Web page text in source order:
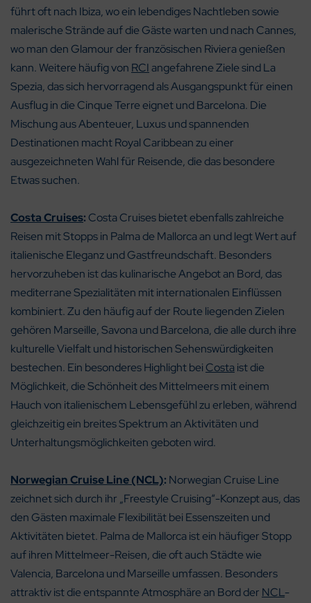
führt oft nach Ibiza, wo ein lebendiges Nachtleben sowie
malerische Strände auf die Gäste warten und nach Cannes,
wo man den Glamour der französischen Riviera genießen
kann. Weitere häufig von RCIangefahrene Ziele sind La
Spezia, das sich hervorragend als Ausgangspunkt für einen
Ausflug in die Cinque Terre eignet und Barcelona. Die
Mischung aus Abenteuer, Luxus und spannenden
Destinationen macht Royal Caribbean zu einer
ausgezeichneten Wahl für Reisende, die das besondere
Etwas suchen.
Costa Cruises: Costa Cruises bietet ebenfalls zahlreiche
Reisen mit Stopps in Palma de Mallorca an und legt Wert auf
italienische Eleganz und Gastfreundschaft. Besonders
hervorzuheben ist das kulinarische Angebot an Bord, das
mediterrane Spezialitäten mit internationalen Einflüssen
kombiniert. Zu den häufig auf der Route liegenden Zielen
gehören Marseille, Savona und Barcelona, die alle durch ihre
kulturelle Vielfalt und historischen Sehenswürdigkeiten
bestechen. Ein besonderes Highlight bei Costa ist die
Möglichkeit, die Schönheit des Mittelmeers mit einem
Hauch von italienischem Lebensgefühl zu erleben, während
gleichzeitig ein breites Spektrum an Aktivitäten und
Unterhaltungsmöglichkeiten geboten wird.
Norwegian Cruise Line (NCL): Norwegian Cruise Line
zeichnet sich durch ihr „Freestyle Cruising“-Konzept aus, das
den Gästen maximale Flexibilität bei Essenszeiten und
Aktivitäten bietet. Palma de Mallorca ist ein häufiger Stopp
auf ihren Mittelmeer-Reisen, die oft auch Städte wie
Valencia, Barcelona und Marseille umfassen. Besonders
attraktiv ist die entspannte Atmosphäre an Bord der NCL-